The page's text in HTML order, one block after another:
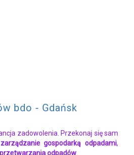
bdo - Gdańsk
zadowolenia. Przekonaj się sam
gospodarką odpadami,
odpadów.